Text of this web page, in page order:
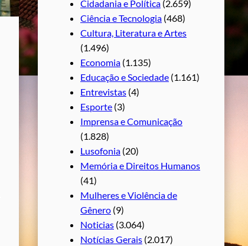
Cidadania e Política (2.659)
Ciência e Tecnologia (468)
Cultura, Literatura e Artes
(1.496)
Economia (1.135)
Educação e Sociedade (1.161)
Entrevistas (4)
Esporte (3)
Imprensa e Comunicação
(1.828)
Lusofonia (20)
Memória e Direitos Humanos
(41)
Mulheres e Violência de
Gênero (9)
Noticias (3.064)
Notícias Gerais (2.017)